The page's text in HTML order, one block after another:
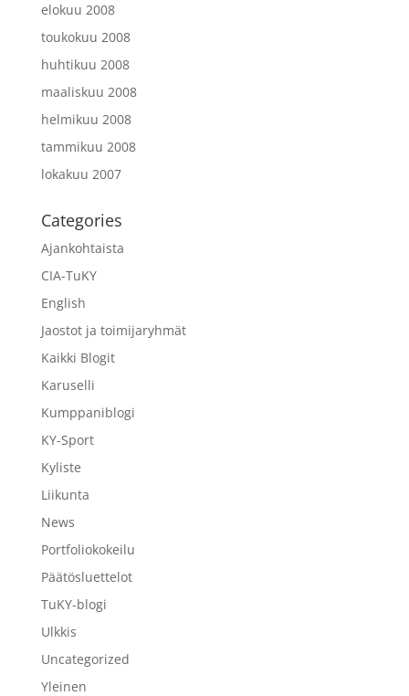
elokuu 2008
toukokuu 2008
huhtikuu 2008
maaliskuu 2008
helmikuu 2008
tammikuu 2008
lokakuu 2007
Categories
Ajankohtaista
CIA-TuKY
English
Jaostot ja toimijaryhmät
Kaikki Blogit
Karuselli
Kumppaniblogi
KY-Sport
Kyliste
Liikunta
News
Portfoliokokeilu
Päätösluettelot
TuKY-blogi
Ulkkis
Uncategorized
Yleinen